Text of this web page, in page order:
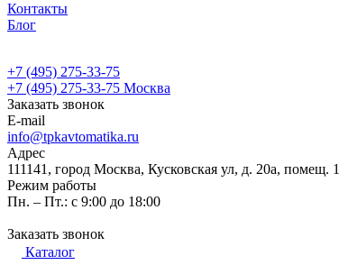
Контакты
Блог
+7 (495) 275-33-75
+7 (495) 275-33-75 Москва
Заказать звонок
E-mail
info@tpkavtomatika.ru
Адрес
111141, город Москва, Кусковская ул, д. 20а, помещ.
Режим работы
Пн. – Пт.: с 9:00 до 18:00
Заказать звонок
Каталог